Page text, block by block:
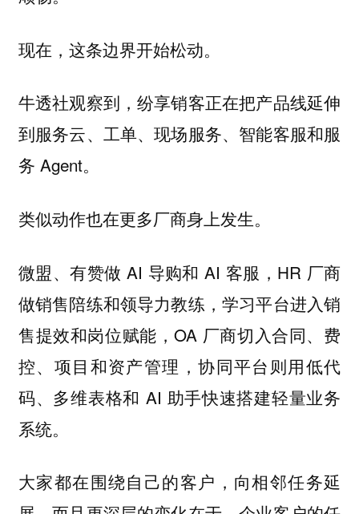
现在，这条边界开始松动。
牛透社观察到，纷享销客正在把产品线延伸
到服务云、工单、现场服务、智能客服和服
务 Agent。
类似动作也在更多厂商身上发生。
微盟、有赞做 AI 导购和 AI 客服，HR 厂商
做销售陪练和领导力教练，学习平台进入销
售提效和岗位赋能，OA 厂商切入合同、费
控、项目和资产管理，协同平台则用低代
码、多维表格和 AI 助手快速搭建轻量业务
系统。
大家都在围绕自己的客户，向相邻任务延